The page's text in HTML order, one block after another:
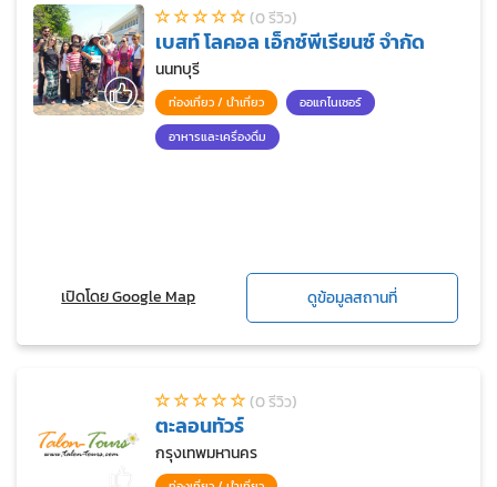
(0 รีวิว)
เบสท์ โลคอล เอ็กซ์พีเรียนซ์ จำกัด
นนทบุรี
ท่องเที่ยว / นำเที่ยว
ออแกไนเซอร์
อาหารและเครื่องดื่ม
เปิดโดย Google Map ดูข้อมูลสถานที่
(0 รีวิว)
ตะลอนทัวร์
กรุงเทพมหานคร